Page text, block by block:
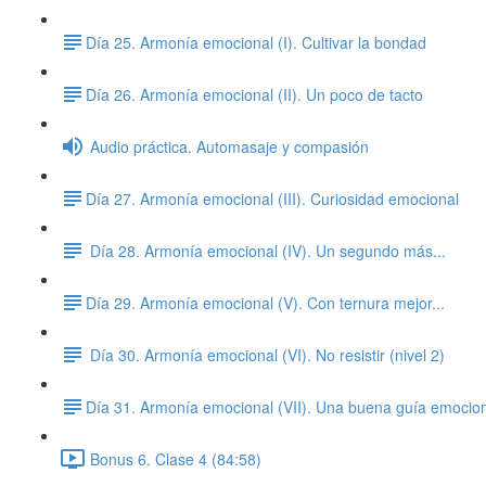
​Día 25. Armonía emocional (I). Cultivar la bondad
​Día 26. Armonía emocional (II). Un poco de tacto
Audio práctica. Automasaje y compasión
​Día 27. Armonía emocional (III). Curiosidad emocional
Día 28. Armonía emocional (IV). Un segundo más...
​Día 29. Armonía emocional (V). Con ternura mejor...
Día 30. Armonía emocional (VI). No resistir (nivel 2)
​Día 31. Armonía emocional (VII). Una buena guía
Bonus 6. Clase 4 (84:58)